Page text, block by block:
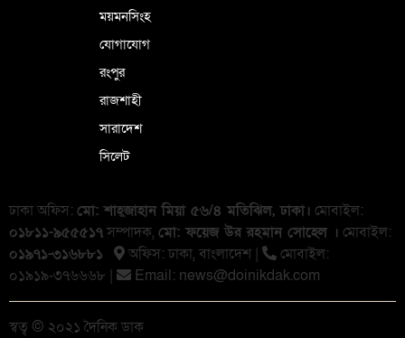
ময়মনসিংহ
যোগাযোগ
রংপুর
রাজশাহী
সারাদেশ
সিলেট
ঢাকা অফিস: মো: শাহ্জাহান মিয়া ৫৬/৪ মতিঝিল, ঢাকা। মোবাইল:
০১৮১১-৯৫৫৫১৭সম্পাদক, মো: ফয়েজ উর রহমান সোহেল । মোবাইল:
০১৯৭১-৩১৬৮৮১
অফিস: ঢাকা, বাংলা‌দেশ |
মোবাইল:
০১৯১৯-৩৭৬৬৬৮ |
Email: news@doinikdak.com
স্বত্ব © ২০২১ দৈনিক ডাক